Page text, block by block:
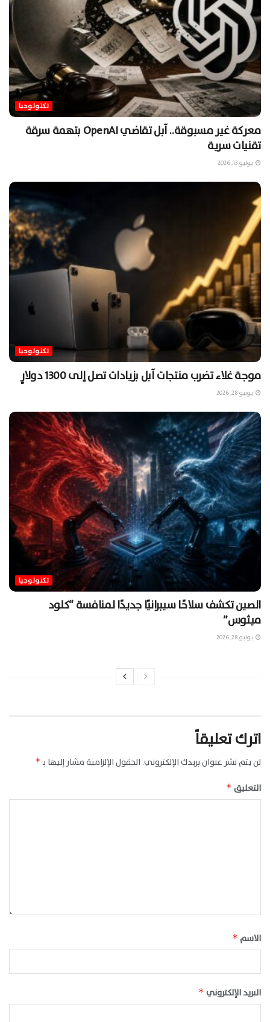
تكنولوجيا
معركة غير مسبوقة.. آبل تقاضي OpenAI بتهمة سرقة
تقنيات سرية
يوليو 13, 2026
تكنولوجيا
موجة غلاء تضرب منتجات آبل بزيادات تصل إلى 1300 دولارٍ
يونيو 28, 2026
تكنولوجيا
الصين تكشف سلاحًا سيبرانيًا جديدًا لمنافسة “كلود
ميثوس”
يونيو 28, 2026
اترك تعليقاً
لن يتم نشر عنوان بريدك الإلكتروني. الحقول الإلزامية مشار إليها بـ*
التعليق *
الاسم *
البريد الإلكتروني *